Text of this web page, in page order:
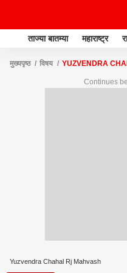
ताज्या बातम्या महाराष्ट्र
मुख्यपृष्ठ विषय YUZVENDRA
Continues
Yuzvendra Chahal Rj Mahvash